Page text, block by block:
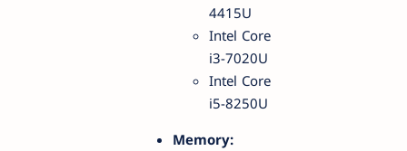
4415U
Intel Core
i3-7020U
Intel Core
i5-8250U
Memory: